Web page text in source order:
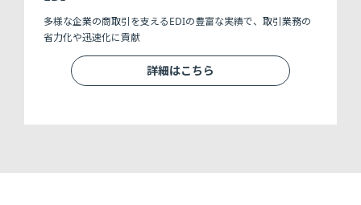
多様な企業の商取引を支えるEDIの豊富な実績で、取引業務の
省力化や迅速化に貢献
詳細はこちら